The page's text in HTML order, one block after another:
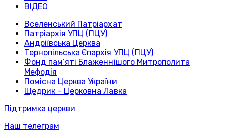
ВІДЕО
Вселенський Патріархат
Патріархія УПЦ (ПЦУ)
Андріївська Церква
Тернопільська Єпархія УПЦ (ПЦУ)
Фонд пам’яті Блаженнішого Митрополита
Мефодія
Помісна Церква України
Щедрик – Церковна Лавка
Підтримка церкви
Наш телеграм